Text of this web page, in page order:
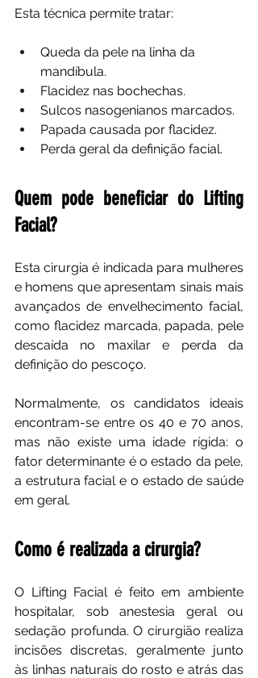
Esta técnica permite tratar:
Queda da pele na linha da
mandíbula.
Flacidez nas bochechas.
Sulcos nasogenianos marcados.
Papada causada por flacidez.
Perda geral da definição facial.
Quem pode beneficiar do Lifting
Facial?
Esta cirurgia é indicada para mulheres
e homens que apresentam sinais mais
avançados de envelhecimento facial,
como flacidez marcada, papada, pele
descaída no maxilar e perda da
definição do pescoço.
Normalmente, os candidatos ideais
encontram-se entre os 40 e 70 anos,
mas não existe uma idade rígida: o
fator determinante é o estado da pele,
a estrutura facial e o estado de saúde
em geral.
Como é realizada a cirurgia?
O Lifting Facial é feito em ambiente
hospitalar, sob anestesia geral ou
sedação profunda. O cirurgião realiza
incisões discretas, geralmente junto
às linhas naturais do rosto e atrás das